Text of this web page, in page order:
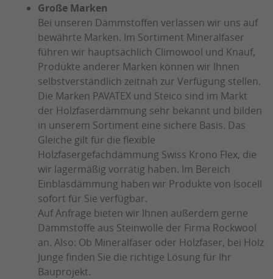
Große Marken
Bei unseren Dämmstoffen verlassen wir uns auf
bewährte Marken. Im Sortiment Mineralfaser
führen wir hauptsächlich Climowool und Knauf,
Produkte anderer Marken können wir Ihnen
selbstverständlich zeitnah zur Verfügung stellen.
Die Marken PAVATEX und Steico sind im Markt
der Holzfaserdämmung sehr bekannt und bilden
in unserem Sortiment eine sichere Basis. Das
Gleiche gilt für die flexible
Holzfasergefachdämmung Swiss Krono Flex, die
wir lagermäßig vorrätig haben. Im Bereich
Einblasdämmung haben wir Produkte von Isocell
sofort für Sie verfügbar.
Auf Anfrage bieten wir Ihnen außerdem gerne
Dämmstoffe aus Steinwolle der Firma Rockwool
an. Also: Ob Mineralfaser oder Holzfaser, bei Holz
Junge finden Sie die richtige Lösung für Ihr
Bauprojekt.